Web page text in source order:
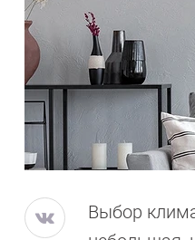
Выбор